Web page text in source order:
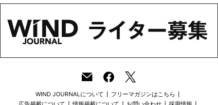
WIND JOURNALについて
フリーマガジンはこちら